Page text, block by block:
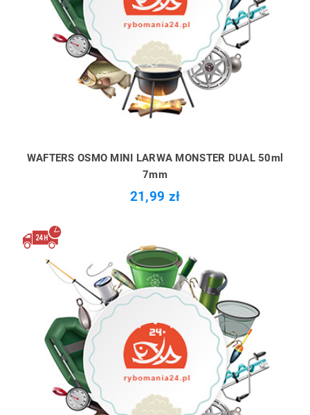
WAFTERS OSMO MINI LARWA MONSTER DUAL 50ml
7mm
21,99 zł